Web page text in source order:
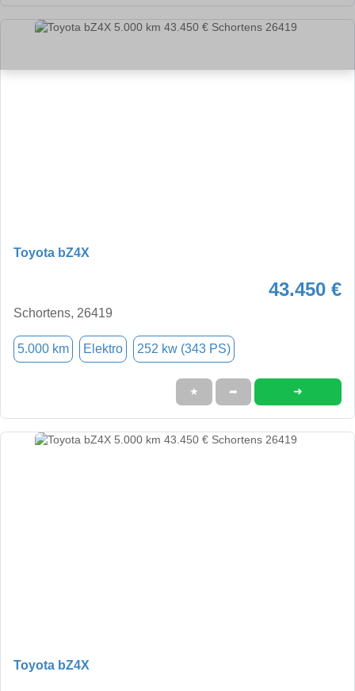
Toyota bZ4X
43.450 €
Schortens, 26419
5.000 km Elektro 252 kw (343 PS)
★ ➦ ➜
Toyota bZ4X